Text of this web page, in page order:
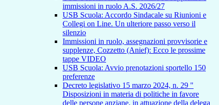
immissioni in ruolo A.S. 2026/27
USB Scuola: Accordo Sindacale su Riunioni e
Collegi on Line. Un ulteriore passo verso il
silenzio
Immissioni in ruolo, assegnazioni provvisorie e
supplenze, Cozzetto (Anief): Ecco le prossime
tappe VIDEO
USB Scuola: Avvio prenotazioni sportello 150
preferenze
Decreto legislativo 15 marzo 2024, n. 29 "
Disposizioni in materia di politiche in favore
delle persone anziane, in attuazione della delega